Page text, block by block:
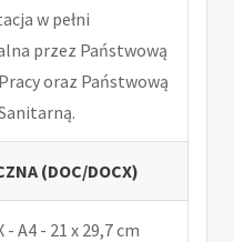
w pełni
przez Państwową
oraz Państwową
(DOC/DOCX)
- A4 - 21 x 29,7 cm